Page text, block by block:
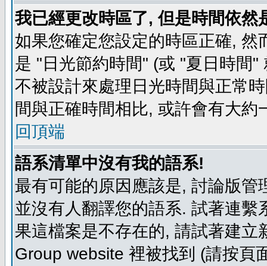
我已經更改時區了, 但是時間依然
如果您確定您設定的時區正確,
是 "日光節約時間" (或 "夏日時間
不被設計來處理日光時間與正常
間與正確時間相比, 或許會有大約
回頂端
語系清單中沒有我的語系!
最有可能的原因應該是, 討論版
並沒有人翻譯您的語系. 試著連
果這檔案是不存在的, 請試著建
Group website 裡被找到 (請按頁